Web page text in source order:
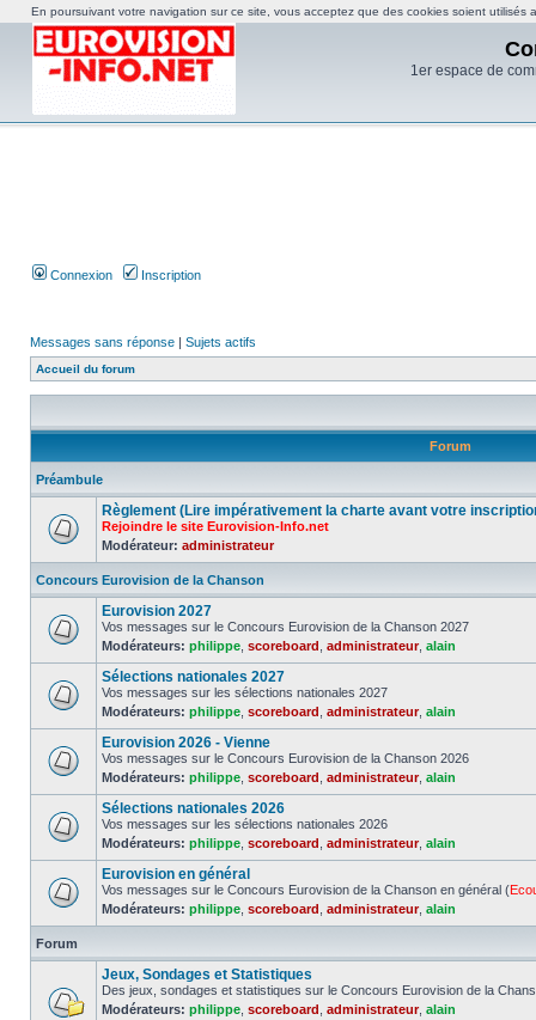
1er espace de
Connexion Inscription
Messages sans réponse | Sujets actifs
Accueil du forum
Forum
Préambule
Règlement (Lire impérativement la charte avant votre
Rejoindre le site Eurovision-Info.net
Modérateur: administrateur
Concours Eurovision de la Chanson
Eurovision 2027
Vos messages sur le Concours Eurovision de la Chanson 2027
Modérateurs: philippe scoreboard administrateur, alain
Sélections nationales 2027
Vos messages sur les sélections nationales 2027
Modérateurs: philippe scoreboard administrateur, alain
Eurovision 2026 - Vienne
Vos messages sur le Concours Eurovision de la Chanson 2026
Modérateurs: philippe scoreboard administrateur, alain
Sélections nationales 2026
Vos messages sur les sélections nationales 2026
Modérateurs: philippe scoreboard administrateur, alain
Eurovision en général
Vos messages sur le Concours Eurovision de la Chanson en général (
Modérateurs: philippe scoreboard administrateur, alain
Forum
Jeux, Sondages et Statistiques
Des jeux, sondages et statistiques sur le Concours Eurovision de la
Modérateurs: philippe scoreboard administrateur, alain
En poursuivant votre navigation sur ce site, vous acceptez que des cookies soient